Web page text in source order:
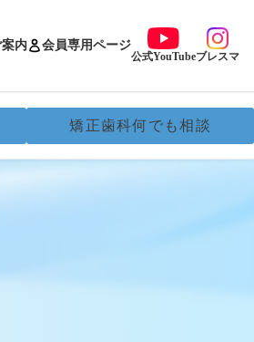
内 会員専用ページ
公式YouTubeブレスマ
矯正歯科何でも相談